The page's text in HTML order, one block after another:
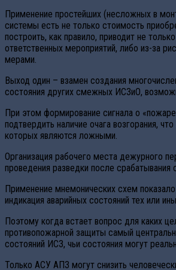
Применение простейших (несложных в
системы есть не только стоимость
построить, как правило, приводит не
ответственных мероприятий, либо из-за
мерами.
Выход один – взамен создания
состояния других смежных ИСЗиО,
При этом формирование сигнала о
подтвердить наличие очага возгорания,
которых являются ложными.
Организация рабочего места дежурного
проведения разведки после срабатывания
Применение мнемонических схем
индикация аварийных состояний тех или
Поэтому когда встает вопрос для каких
противопожарной защиты самый
состояний ИСЗ, чьи состояния могут
Только АСУ АПЗ могут снизить